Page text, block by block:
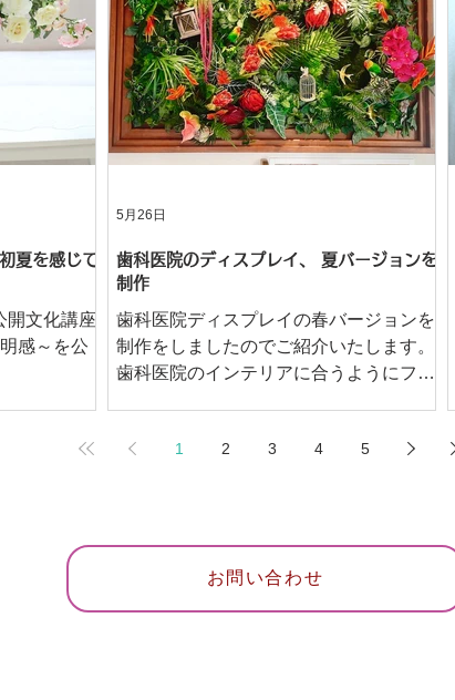
夏を感じて
開文化講座
感～を公
歯科医院のディスプレイ、 夏バージョンを
制作
歯科医院ディスプレイの春バージョンを
制作をしましたのでご紹介いたします。
歯科医院のインテリアに合うようにフレ
5月26日
1 2 3 4 5
お問い合わせ